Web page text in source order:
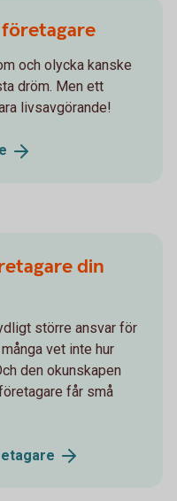
och olycka kanske
dröm. Men ett
livsavgörande!
din
större ansvar för
vet inte hur
den okunskapen
får små